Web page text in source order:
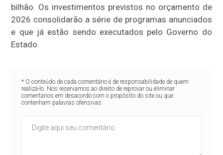
bilhão. Os investimentos previstos no orçamento de
2026 consolidarão a série de programas anunciados
e que já estão sendo executados pelo Governo do
Estado.
* O conteúdo de cada comentário é de responsabilidade de quem
realizá-lo. Nos reservamos ao direito de reprovar ou eliminar
comentários em desacordo com o propósito do site ou que
contenham palavras ofensivas.